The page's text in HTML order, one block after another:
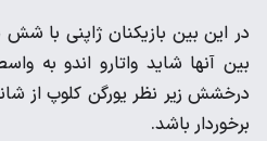
در این بین بازیکنان ژاپنی با شش
بین آنها شاید واتارو اندو به
درخشش زیر نظر یورگن کلوپ از
برخوردار باشد.